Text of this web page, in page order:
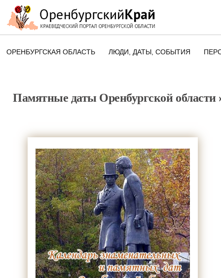
ОРЕНБУРГСКАЯ ОБЛАСТЬ ЛЮДИ, ДАТЫ, CОБЫТИЯ
ПАМЯТНЫЕ ДАТЫ
Памятные даты Оренбургской области